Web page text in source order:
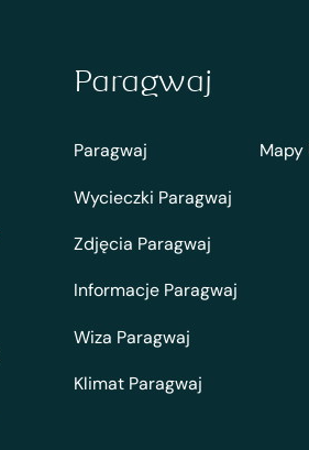
Paragwaj
Paragwaj
Wycieczki Paragwaj
Zdjęcia Paragwaj
Informacje Paragwaj
Wiza Paragwaj
Klimat Paragwaj
Mapy